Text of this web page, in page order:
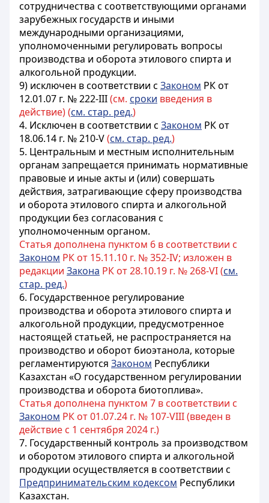
сотрудничества с соответствующими органами
зарубежных государств и иными
международными организациями,
уполномоченными регулировать вопросы
производства и оборота этилового спирта и
алкогольной продукции.
9) исключен в соответствии с Законом РК от
12.01.07 г. № 222-III(см. сроки введения в
действие) (см. стар. ред.)
4. Исключен в соответствии с Законом РК от
18.06.14 г. № 210-V(см. стар. ред.)
5. Центральным и местным исполнительным
органам запрещается принимать нормативные
правовые и иные акты и (или) совершать
действия, затрагивающие сферу производства
и оборота этилового спирта и алкогольной
продукции без согласования с
уполномоченным органом.
Статья дополнена пунктом 6 в соответствии с
Законом РК от 15.11.10 г. № 352-IV; изложен в
редакции Закона РК от 28.10.19 г. № 268-VI (см.
стар. ред.)
6. Государственное регулирование
производства и оборота этилового спирта и
алкогольной продукции, предусмотренное
настоящей статьей, не распространяется на
производство и оборот биоэтанола, которые
регламентируются Законом Республики
Казахстан «О государственном регулировании
производства и оборота биотоплива».
Статья дополнена пунктом 7 в соответствии с
Законом РК от 01.07.24 г. № 107-VIII (введен в
действие с 1 сентября 2024 г.)
7. Государственный контроль за производством
и оборотом этилового спирта и алкогольной
продукции осуществляется в соответствии с
Предпринимательским кодексом Республики
Казахстан.